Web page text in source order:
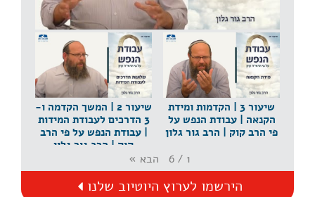
שיעור 1 | הקדמה | עבודת הנפש על פי הרב קוק | הרב
גור גלון
שיעור 2 | המשך הקדמה ו-
3 הדרכים לעבודת המידות
| עבודת הנפש על פי הרב
קוק | הרב גור גלון
שיעור 3 | הקדמות ומידת
הקנאה | עבודת הנפש על
פי הרב קוק | הרב גור גלון
1
/
6 הבא »
הירשמו לערוץ היוטיוב שלנו